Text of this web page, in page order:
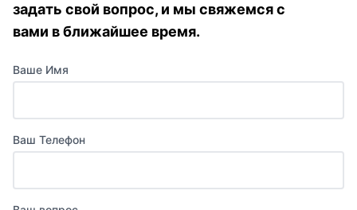
задать свой вопрос, и мы свяжемся с
вами в ближайшее время.
Ваше Имя
Ваш Телефон